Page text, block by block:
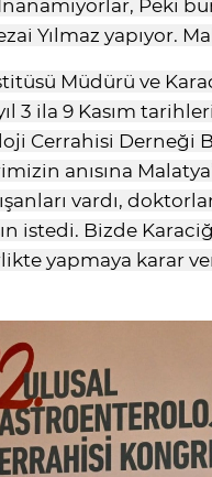
Peki
Yılmaz yapıyor.
Müdürü ve
3 ila 9 Kasım
Cerrahisi Derneği
anısına
vardı,
istedi. Bizde
yapmaya karar